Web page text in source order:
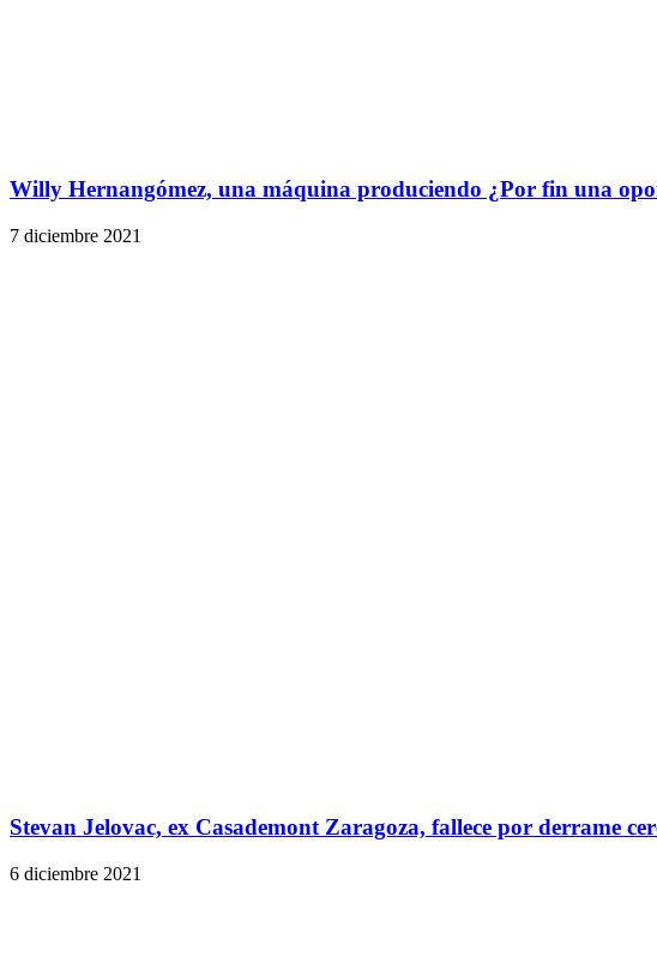
Willy Hernangómez, una máquina produciendo ¿Por fin una
7 diciembre 2021
Stevan Jelovac, ex Casademont Zaragoza, fallece por derrame
6 diciembre 2021